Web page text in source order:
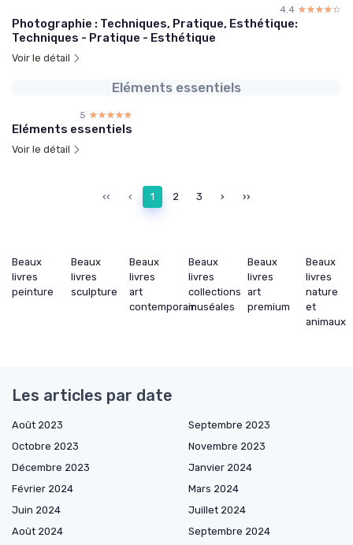
4.4 ☆☆☆☆☆
★★★★★
Photographie : Techniques, Pratique, Esthétique:
Techniques - Pratique - Esthétique
Voir le détail
Eléments essentiels
5 ☆☆☆☆☆
★★★★★
Eléments essentiels
Voir le détail
‹‹ ‹ 1 2 3 › ››
Beaux
livres
peinture
Beaux
livres
sculpture
Beaux
livres
art
contemporain
Beaux
livres
collections
muséales
Beaux
livres
art
premium
Beaux
livres
nature
et
animaux
Les articles par date
Août 2023
Septembre 2023
Octobre 2023
Novembre 2023
Décembre 2023
Janvier 2024
Février 2024
Mars 2024
Juin 2024
Juillet 2024
Août 2024
Septembre 2024